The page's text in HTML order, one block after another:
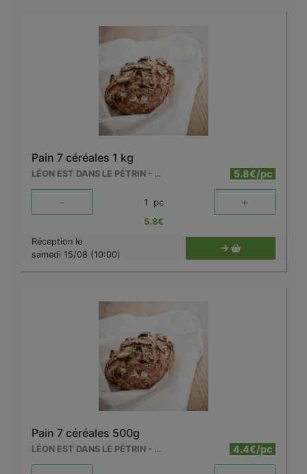
Pain 7 céréales 1 kg
LÉON EST DANS LE PÉTRIN - MOUSCRON 5.8€/pc
- 1 pc +
5.8€
Réception le
samedi 15/08 (10:00)
Pain 7 céréales 500g
LÉON EST DANS LE PÉTRIN - MOUSCRON 4.4€/pc